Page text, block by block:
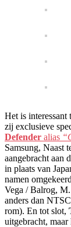
Het is
zij exclusieve
Defender alias
Samsung, Naast
aangebracht aan
in plaats van
namen
Vega / Balrog,
anders dan
rom). En tot slot,
uitgebracht,